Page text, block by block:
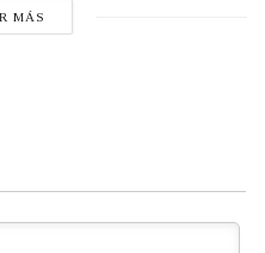
MÁS